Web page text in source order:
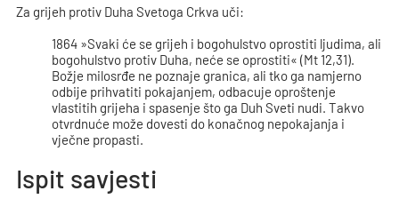
Za grijeh protiv Duha Svetoga Crkva uči:
1864 »Svaki će se grijeh i bogohulstvo oprostiti ljudima, ali
bogohulstvo protiv Duha, neće se oprostiti« (Mt 12,31).
Božje milosrđe ne poznaje granica, ali tko ga namjerno
odbije prihvatiti pokajanjem, odbacuje oproštenje
vlastitih grijeha i spasenje što ga Duh Sveti nudi. Takvo
otvrdnuće može dovesti do konačnog nepokajanja i
vječne propasti.
Ispit savjesti